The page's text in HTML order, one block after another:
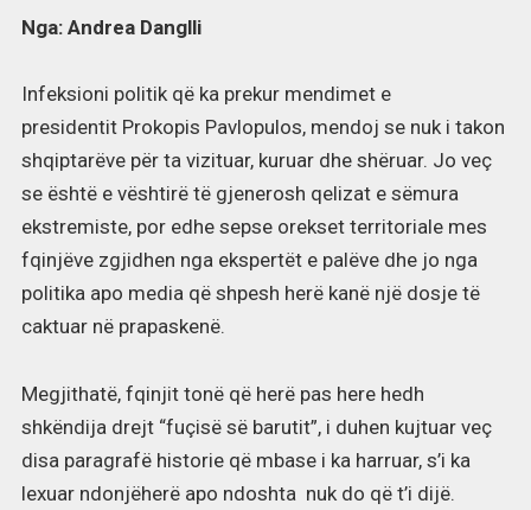
Nga: Andrea Danglli
Infeksioni politik që ka prekur mendimet e
presidentit Prokopis Pavlopulos, mendoj se nuk i takon
shqiptarëve për ta vizituar, kuruar dhe shëruar. Jo veç
se është e vështirë të gjenerosh qelizat e sëmura
ekstremiste, por edhe sepse orekset territoriale mes
fqinjëve zgjidhen nga ekspertët e palëve dhe jo nga
politika apo media që shpesh herë kanë një dosje të
caktuar në prapaskenë.
Megjithatë, fqinjit tonë që herë pas here hedh
shkëndija drejt “fuçisë së barutit”, i duhen kujtuar veç
disa paragrafë historie që mbase i ka harruar, s’i ka
lexuar ndonjëherë apo ndoshta nuk do që t’i dijë.